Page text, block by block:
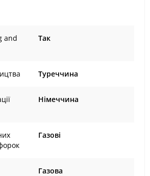
and
Так
Туреччина
Німеччина
Газові
Газова